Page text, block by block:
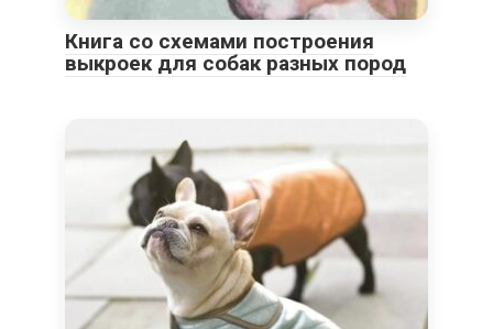
Книга со схемами построения
выкроек для собак разных пород